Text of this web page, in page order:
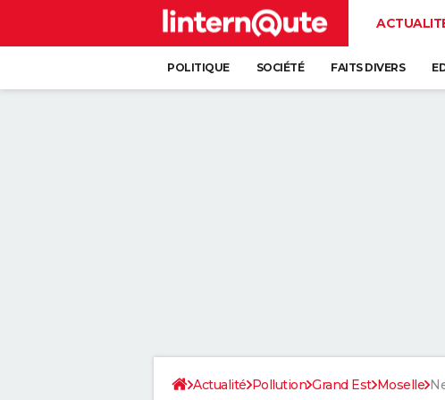
POLITIQUE SOCIÉTÉ FAITS DIVERS
Actualité Pollution Grand Est Moselle